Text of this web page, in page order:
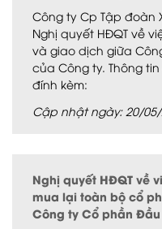
Công ty Cp Tập đoàn
Nghị quyết HĐQT về
và giao dịch giữa
của Công ty. Thông
đính kèm:
Cập nhật ngày: 20/05/
Nghị quyết HĐQT về
mua lại toàn bộ cổ
Công ty Cổ phần